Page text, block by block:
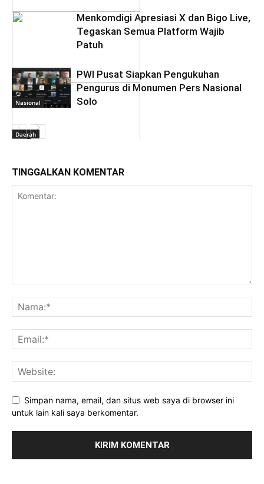
Nasional
Daerah
Menkomdigi Apresiasi X dan Bigo Live,
Tegaskan Semua Platform Wajib
Patuh
Nasional
PWI Pusat Siapkan Pengukuhan
Pengurus di Monumen Pers Nasional
Solo
TINGGALKAN KOMENTAR
Simpan nama, email, dan situs web saya di browser ini
untuk lain kali saya berkomentar.